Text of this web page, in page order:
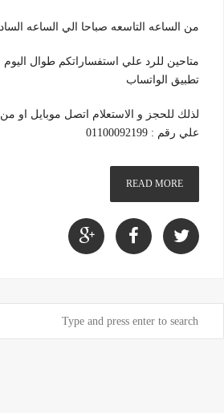
من الساعه التاسعه صباحا الي الساعه
متاحين للرد علي استفساراتكم طوال
تطبيق الواتساب
لذلك للحجز و الاستعلام اتصل موبايل او
علي رقم : 01100092199
READ MORE